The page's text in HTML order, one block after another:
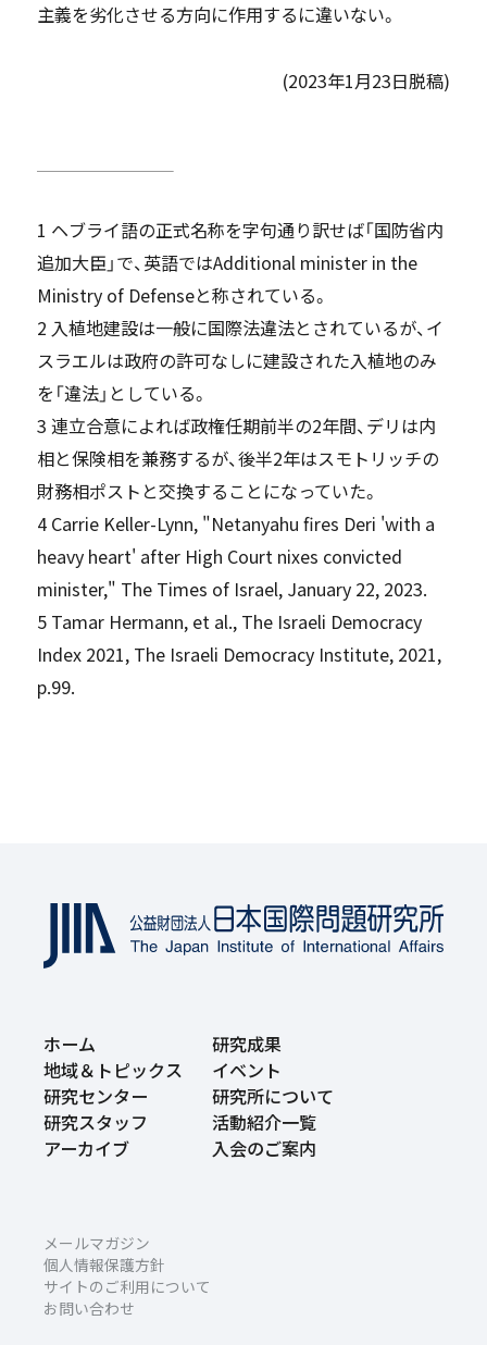
主義を劣化させる方向に作用するに違いない。
(2023年1月23日脱稿)
1 ヘブライ語の正式名称を字句通り訳せば「国防省内
追加大臣」で、英語ではAdditional minister in the
Ministry of Defenseと称されている。
2 入植地建設は一般に国際法違法とされているが、イ
スラエルは政府の許可なしに建設された入植地のみ
を「違法」としている。
3 連立合意によれば政権任期前半の2年間、デリは内
相と保険相を兼務するが、後半2年はスモトリッチの
財務相ポストと交換することになっていた。
4 Carrie Keller-Lynn, "Netanyahu fires Deri 'with a
heavy heart' after High Court nixes convicted
minister," The Times of Israel, January 22, 2023.
5 Tamar Hermann, et al., The Israeli Democracy
Index 2021, The Israeli Democracy Institute, 2021,
p.99.
ホーム
研究成果
地域＆トピックス
イベント
研究センター
研究所について
研究スタッフ
活動紹介一覧
アーカイブ
入会のご案内
メールマガジン
個人情報保護方針
サイトのご利用について
お問い合わせ